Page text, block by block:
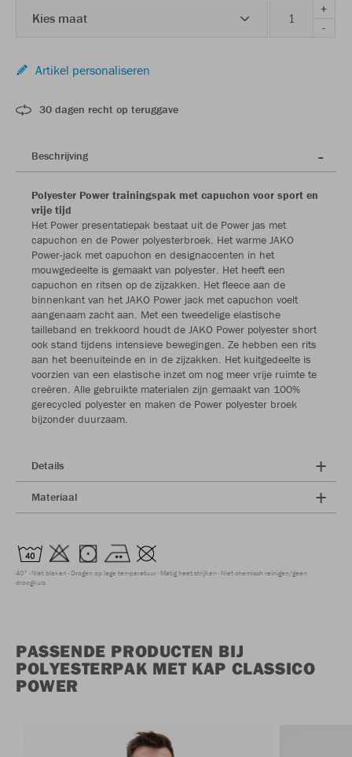
Kies maat
+
-
Artikel personaliseren
30 dagen recht op teruggave
Beschrijving
Polyester Power trainingspak met capuchon voor sport en
vrije tijd
Het Power presentatiepak bestaat uit de Power jas met
capuchon en de Power polyesterbroek. Het warme JAKO
Power-jack met capuchon en designaccenten in het
mouwgedeelte is gemaakt van polyester. Het heeft een
capuchon en ritsen op de zijzakken. Het fleece aan de
binnenkant van het JAKO Power jack met capuchon voelt
aangenaam zacht aan. Met een tweedelige elastische
tailleband en trekkoord houdt de JAKO Power polyester short
ook stand tijdens intensieve bewegingen. Ze hebben een rits
aan het beenuiteinde en in de zijzakken. Het kuitgedeelte is
voorzien van een elastische inzet om nog meer vrije ruimte te
creëren. Alle gebruikte materialen zijn gemaakt van 100%
gerecycled polyester en maken de Power polyester broek
bijzonder duurzaam.
Details
Materiaal
40° Niet bleken Drogen op lage temperatuur Matig heet strijken Niet chemisch reinigen/geen
droogkuis
PASSENDE PRODUCTEN BIJ
POLYESTERPAK MET KAP CLASSICO
POWER